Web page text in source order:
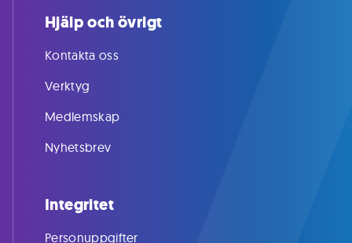
Hjälp och övrigt
Kontakta oss
Verktyg
Medlemskap
Nyhetsbrev
Integritet
Personuppgifter